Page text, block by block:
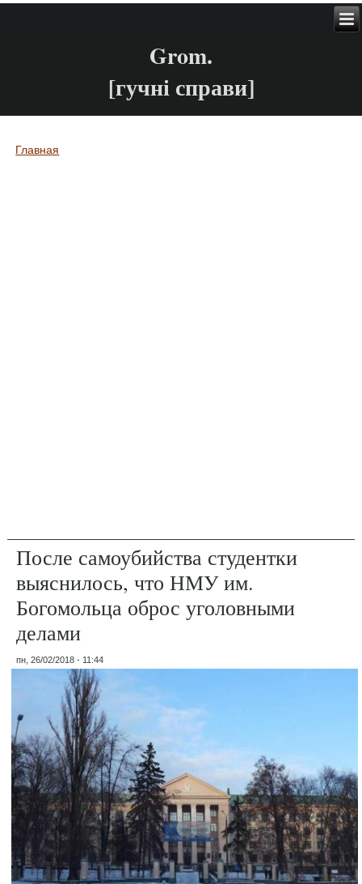
Grom.
[гучні справи]
Вы здесь
Главная
После самоубийства студентки
выяснилось, что НМУ им.
Богомольца оброс уголовными
делами
пн, 26/02/2018 - 11:44